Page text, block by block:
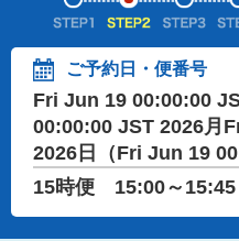
ご予約日・便番号
Fri Jun 19 00:00:00
00:00:00 JST 2026月
2026日（Fri Jun 19
15時便 15:00～15:45